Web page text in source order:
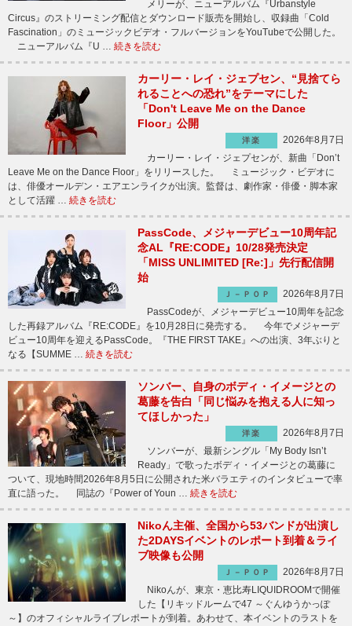
メリーが、ニューアルバム『Urbanstyle
Circus』のストリーミング配信とダウンロード販売を開始し、収録曲「Cold
Fascination」のミュージックビデオ・フルバージョンをYouTubeで公開した。
ニューアルバム『U … 続きを読む
カーリー・レイ・ジェプセン、“見捨てら
れることへの恐れ”をテーマにした
「Don't Leave Me on the Dance
Floor」公開
洋楽
2026年8月7日
カーリー・レイ・ジェプセンが、新曲「Don’t
Leave Me on the Dance Floor」をリリースした。 ミュージック・ビデオに
は、俳優オールデン・エアエンライクが出演。監督は、劇作家・俳優・脚本家
として活躍 … 続きを読む
PassCode、メジャーデビュー10周年記
念AL『RE:CODE』10/28発売決定
「MISS UNLIMITED [Re:]」先行配信開
始
Ｊ－ＰＯＰ
2026年8月7日
PassCodeが、メジャーデビュー10周年を記念
した再録アルバム『RE:CODE』を10月28日に発売する。 今年でメジャーデ
ビュー10周年を迎えるPassCode。『THE FIRST TAKE』への出演、3年ぶりと
なる【SUMME … 続きを読む
ソンバー、自身のボディ・イメージとの
葛藤を告白「同じ悩みを抱える人に知っ
てほしかった」
洋楽
2026年8月7日
ソンバーが、最新シングル「My Body Isn’t
Ready」で歌ったボディ・イメージとの葛藤に
ついて、現地時間2026年8月5日に公開された米バラエティのインタビューで率
直に語った。 同誌の『Power of Youn … 続きを読む
Nikoん主催、全国から53バンドが出演し
た2DAYSイベントのレポート到着＆ライ
ブ映像も公開
Ｊ－ＰＯＰ
2026年8月7日
Nikoんが、東京・恵比寿LIQUIDROOMで開催
した【リキッドルームで47 ～ぐんゆうかっぽ
～】のオフィシャルライブレポートが到着。あわせて、本イベントのラストを